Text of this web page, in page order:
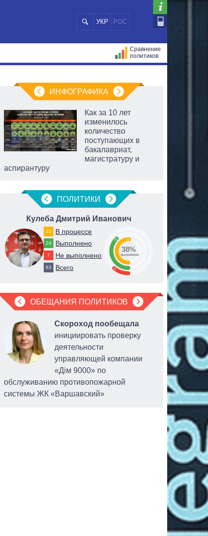
УКР РОС
Сравнение
политиков
ИНФОГРАФИКА
Как за 10 лет
изменилось
количество
поступающих в
бакалавриат,
магистратуру и
аспирантуру
ПОЛИТИКИ
Кулеба Дмитрий Иванович
32 В процессе
24 Выполнено
7 Не выполнено
63 Всего 11
38 51
38%
выполнено
ОБЕЩАНИЯ ПОЛИТИКОВ
Скороход пообещала
инициировать проверку
деятельности
управляющей компании
«Дім 9000» по
обслуживанию противопожарной
системы ЖК «Варшавский»